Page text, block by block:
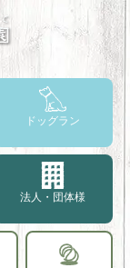
ドッグラン
法人・団体様